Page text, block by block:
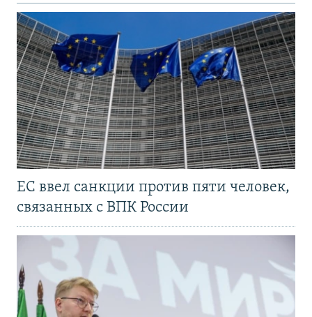
ЕС ввел санкции против пяти человек,
связанных с ВПК России